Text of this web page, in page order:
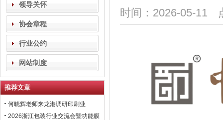
领导关怀
协会章程
行业公约
网站制度
推荐文章
何晓辉老师来龙港调研印刷业
2026浙江包装行业交流会暨功能膜
时间：2026-05-11